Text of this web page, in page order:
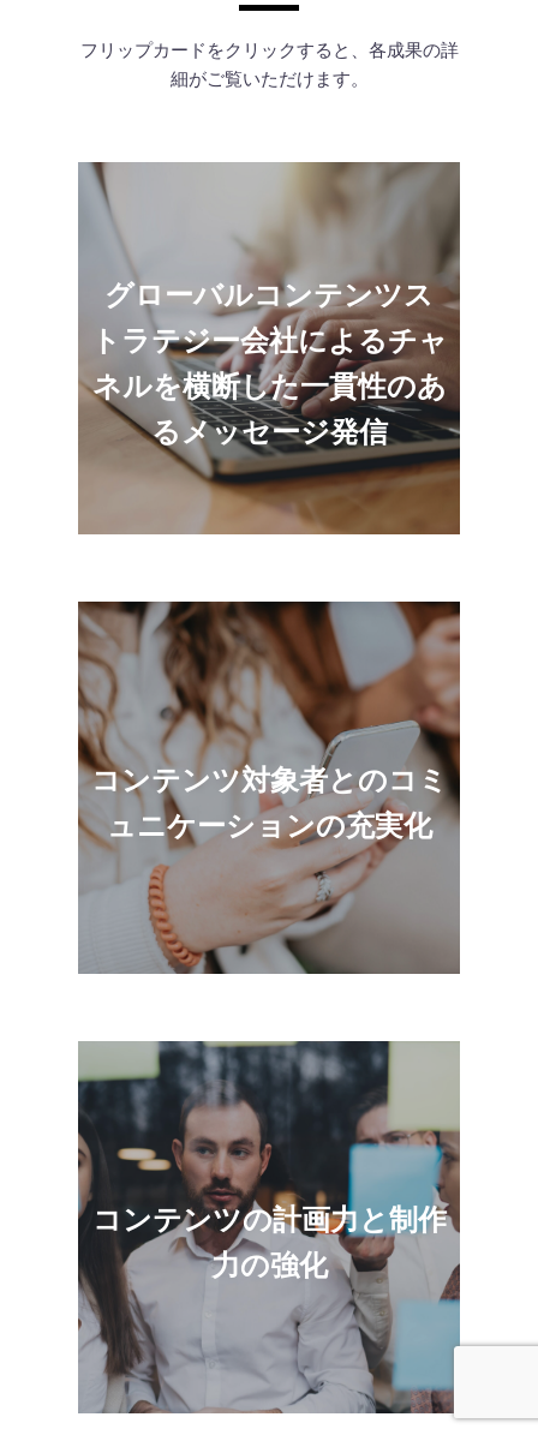
フリップカードをクリックすると、各成果の詳
細がご覧いただけます。
グローバルコンテンツス
トラテジー会社によるチャ
ネルを横断した一貫性のあ
るメッセージ発信
社外向けマーケティング素材や営業資料、
社内の通信物、人事採用コンテンツなど、
すべてを対象に一貫性を確保することで、
ブランド発信力を高めます。
コンテンツ対象者とのコミ
ュニケーションの充実化
コンテンツの対象グループそれぞれが持つ目的
や関心事に合わせたコンテンツを最適なタイミ
ングで提示することで、対象者に価値を届けま
す。
コンテンツの計画力と制作
力の強化
コンテンツの柱やスケジュール、ワークフ
ロー・テンプレートが明確になることで、
しっかりとしたリズムが生まれ、非効率な
部分を削減できます。